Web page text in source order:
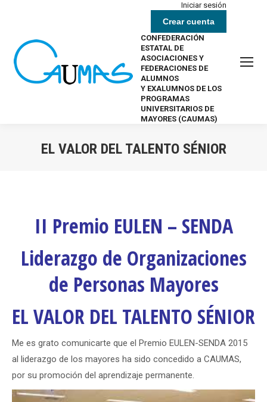
Iniciar sesión
Crear cuenta
CONFEDERACIÓN
ESTATAL DE
ASOCIACIONES Y
FEDERACIONES DE
ALUMNOS
Y EXALUMNOS DE LOS
PROGRAMAS
UNIVERSITARIOS DE
MAYORES (CAUMAS)
EL VALOR DEL TALENTO SÉNIOR
II Premio EULEN – SENDA
Liderazgo de Organizaciones
de Personas Mayores
EL VALOR DEL TALENTO SÉNIOR
Me es grato comunicarte que el Premio EULEN-SENDA 2015
al liderazgo de los mayores ha sido concedido a CAUMAS,
por su promoción del aprendizaje permanente.